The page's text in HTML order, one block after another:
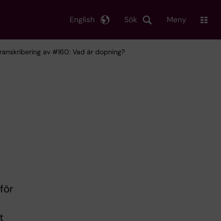
Sök
English Meny
av #160: Vad är dopning?